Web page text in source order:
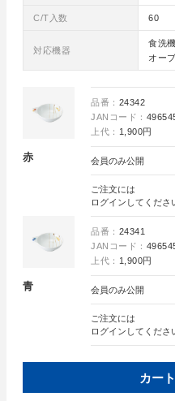
C/T入数 60
対応機器
食洗
オー
赤
品番： 24342
JANコード：
上代： 1,900円
会員のみ公開
ご注文には
ログイン してくださ
青
品番： 24341
JANコード：
上代： 1,900円
会員のみ公開
ご注文には
ログイン してくださ
カー